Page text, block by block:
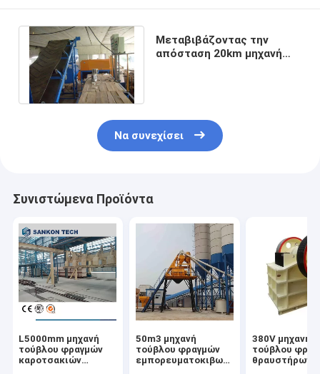
Μεταβιβάζοντας την
απόσταση 20km μηχανή
Να συνεχίσει
Συνιστώμενα Προϊόντα
L5000mm μηχανή
τούβλου φραγμών
καροτσακιών
50m3 μηχανή
τούβλου φραγμών
εμπορευματοκιβωτίων
380V μηχανή
τούβλου
θραυστήρων